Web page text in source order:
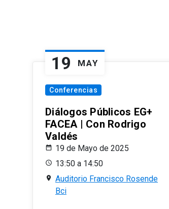
19 MAY
Conferencias
Diálogos Públicos EG+
FACEA | Con Rodrigo
Valdés
19 de Mayo de 2025
13:50 a 14:50
Auditorio Francisco Rosende
Bci